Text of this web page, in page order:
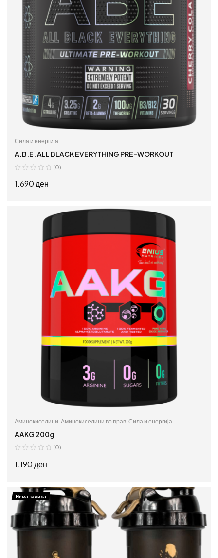
Сила и енергија
A.B.E. ALL BLACK EVERYTHING PRE-WORKOUT
(0)
1.690 ден
Аминокиселини, Аминокиселини во прав, Сила и енергија
AAKG 200g
(0)
1.190 ден
ДОДАЈ ВО КОШНИЦА
Нема залиха